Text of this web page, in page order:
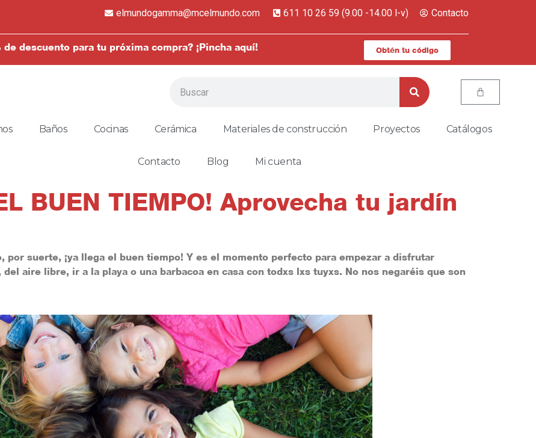
elmundogamma@mcelmundo.com 611 10 26 59 (9.00 -14.00 l-v) Contacto
descuento para tu próxima compra? ¡Pincha aquí! Obtén tu código
Baños Cocinas Cerámica Materiales de construcción Proyectos Catálogos
Contacto Blog Mi cuenta
BUEN TIEMPO! Aprovecha tu jardín
por suerte, ¡ya llega el buen tiempo! Y es el momento perfecto para empezar a disfrutar
aire libre, ir a la playa o una barbacoa en casa con todxs lxs tuyxs. No nos negaréis que son